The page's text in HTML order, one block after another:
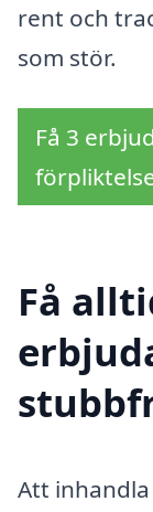
rent och
som stör.
Få 3
Få
Att